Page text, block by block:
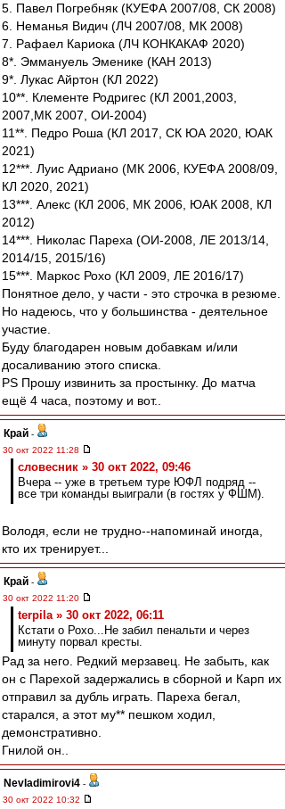
5. Павел Погребняк (КУЕФА 2007/08, СК 2008)
6. Неманья Видич (ЛЧ 2007/08, МК 2008)
7. Рафаел Кариока (ЛЧ КОНКАКАФ 2020)
8*. Эммануель Эменике (КАН 2013)
9*. Лукас Айртон (КЛ 2022)
10**. Клементе Родригес (КЛ 2001,2003,
2007,МК 2007, ОИ-2004)
11**. Педро Роша (КЛ 2017, СК ЮА 2020, ЮАК
2021)
12***. Луис Адриано (МК 2006, КУЕФА 2008/09,
КЛ 2020, 2021)
13***. Алекс (КЛ 2006, МК 2006, ЮАК 2008, КЛ
2012)
14***. Николас Пареха (ОИ-2008, ЛЕ 2013/14,
2014/15, 2015/16)
15***. Маркос Рохо (КЛ 2009, ЛЕ 2016/17)
Понятное дело, у части - это строчка в резюме.
Но надеюсь, что у большинства - деятельное
участие.
Буду благодарен новым добавкам и/или
досаливанию этого списка.
PS Прошу извинить за простынку. До матча
ещё 4 часа, поэтому и вот..
Край -
30 окт 2022 11:28
словесник » 30 окт 2022, 09:46
Вчера -- уже в третьем туре ЮФЛ подряд --
все три команды выиграли (в гостях у ФШМ).
Володя, если не трудно--напоминай иногда,
кто их тренирует...
Край -
30 окт 2022 11:20
terpila » 30 окт 2022, 06:11
Кстати о Рохо...Не забил пенальти и через
минуту порвал кресты.
Рад за него. Редкий мерзавец. Не забыть, как
он с Парехой задержались в сборной и Карп их
отправил за дубль играть. Пареха бегал,
старался, а этот му** пешком ходил,
демонстративно.
Гнилой он..
Nevladimirovi4 -
30 окт 2022 10:32